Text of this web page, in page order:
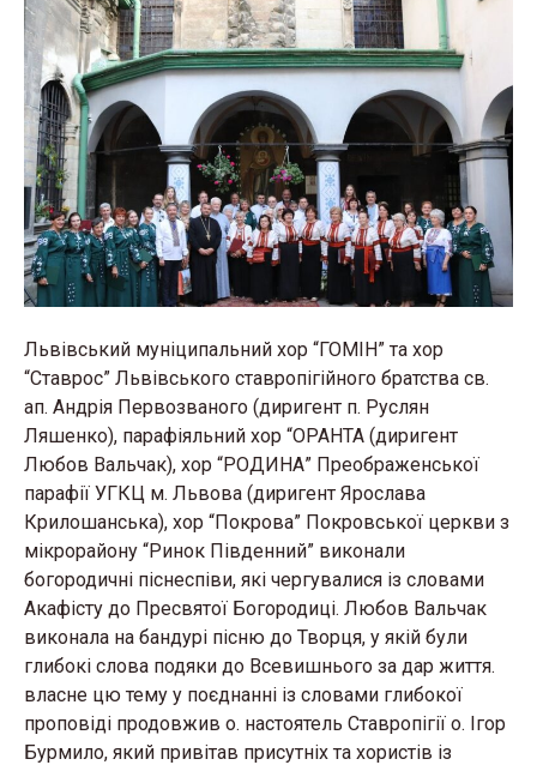
Львівський муніципальний хор “ГОМІН” та хор
“Ставрос” Львівського ставропігійного братства св.
ап. Андрія Первозваного (диригент п. Руслян
Ляшенко), парафіяльний хор “ОРАНТА (диригент
Любов Вальчак), хор “РОДИНА” Преображенської
парафії УГКЦ м. Львова (диригент Ярослава
Крилошанська), хор “Покрова” Покровської церкви з
мікрорайону “Ринок Південний” виконали
богородичні піснеспіви, які чергувалися із словами
Акафісту до Пресвятої Богородиці. Любов Вальчак
виконала на бандурі пісню до Творця, у якій були
глибокі слова подяки до Всевишнього за дар життя.
власне цю тему у поєднанні із словами глибокої
проповіді продовжив о. настоятель Ставропігії о. Ігор
Бурмило, який привітав присутніх та хористів із